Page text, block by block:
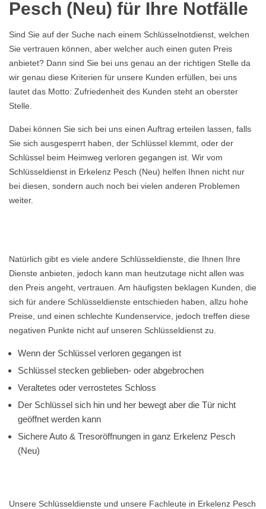
Pesch (Neu) für Ihre Notfälle
Sind Sie auf der Suche nach einem Schlüsselnotdienst, welchen
Sie vertrauen können, aber welcher auch einen guten Preis
anbietet? Dann sind Sie bei uns genau an der richtigen Stelle da
wir genau diese Kriterien für unsere Kunden erfüllen, bei uns
lautet das Motto: Zufriedenheit des Kunden steht an oberster
Stelle.
Dabei können Sie sich bei uns einen Auftrag erteilen lassen, falls
Sie sich ausgesperrt haben, der Schlüssel klemmt, oder der
Schlüssel beim Heimweg verloren gegangen ist. Wir vom
Schlüsseldienst in Erkelenz Pesch (Neu) helfen Ihnen nicht nur
bei diesen, sondern auch noch bei vielen anderen Problemen
weiter.
Natürlich gibt es viele andere Schlüsseldienste, die Ihnen Ihre
Dienste anbieten, jedoch kann man heutzutage nicht allen was
den Preis angeht, vertrauen. Am häufigsten beklagen Kunden, die
sich für andere Schlüsseldienste entschieden haben, allzu hohe
Preise, und einen schlechte Kundenservice, jedoch treffen diese
negativen Punkte nicht auf unseren Schlüsseldienst zu.
Wenn der Schlüssel verloren gegangen ist
Schlüssel stecken geblieben- oder abgebrochen
Veraltetes oder verrostetes Schloss
Der Schlüssel sich hin und her bewegt aber die Tür nicht
geöffnet werden kann
Sichere Auto & Tresoröffnungen in ganz Erkelenz Pesch
(Neu)
Unsere Schlüsseldienste und unsere Fachleute in Erkelenz Pesch